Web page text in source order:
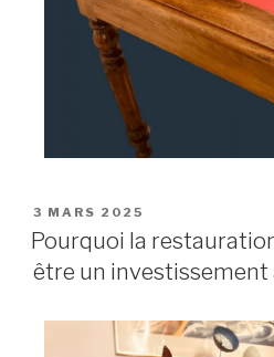
3 MARS 2025
Pourquoi la
être un investissement